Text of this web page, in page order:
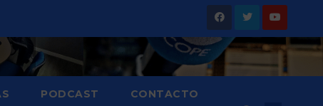
PODCAST CONTACTO